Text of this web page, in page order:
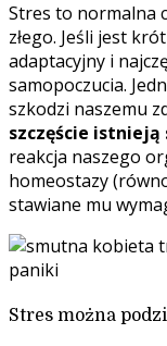
Stres to normalna
złego. Jeśli jest
adaptacyjny i
samopoczucia.
szkodzi naszemu
szczęście istnieją
reakcja naszego
homeostazy
stawiane mu
Stres można